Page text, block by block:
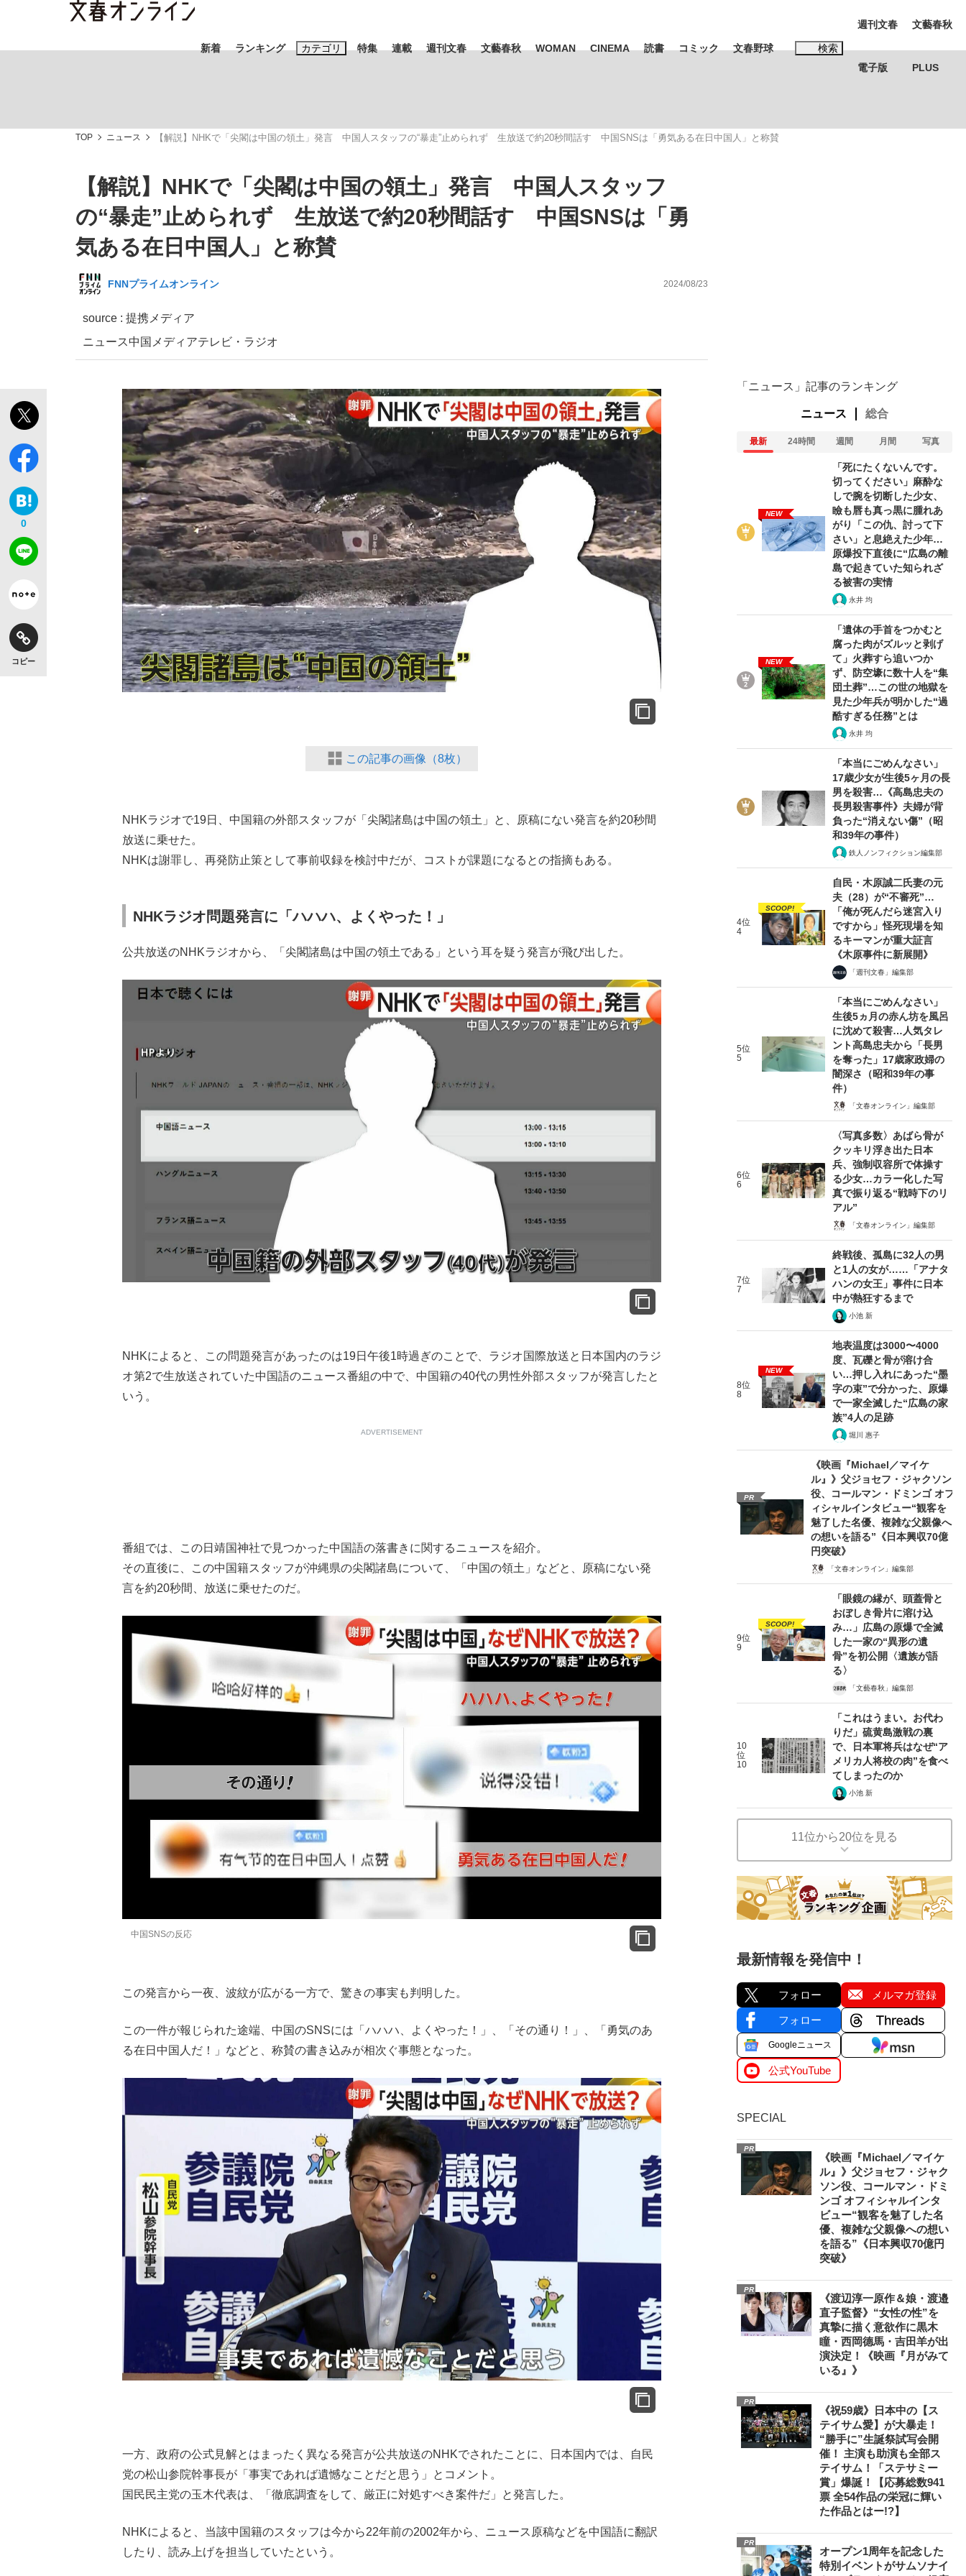
新着 ランキング カテゴリ
「敗因分析は一切聞かれなかった」侍ジャパン選手が証言した“NPB聞... 「クマが悪者扱いされているのが悲しい」『北の国から』倉本聰氏（91...
「目標達成できなかったからと言って…」サッカー日本代表・森保一監督...
もっと見る
特集
観る将棋、読む将棋
キングの誕生を、目撃せよ。
the Style
もっと見る
連載 週刊文春 文藝春秋 WOMAN CINEMA 読書 コミック 文春野球 検索
おすすめのキーワードタグ一覧
#藤田晋 #三山凌輝 #高市早苗 #後藤真希 #森岡毅 #城彰二 #内田有紀
#玉木雄一郎
#亀和田武
週刊文春
電子版
文藝春秋
PLUS
TOP ニュース 【解説】NHKで「尖閣は中国の領土」発言 中国人スタッフの“暴走”止められず 生放送で約20秒間話す 中国SNSは「勇気ある在日中国人」と称賛
【解説】NHKで「尖閣は中国の領土」発言 中国人スタッフ
の“暴走”止められず 生放送で約20秒間話す 中国SNSは「勇
気ある在日中国人」と称賛
FNNプライムオンライン 2024/08/23
source : 提携メディア
ニュース中国 メディアテレビ・ラジオ
0
コピー
この記事の画像（8枚）
NHKラジオで19日、中国籍の外部スタッフが「尖閣諸島は中国の領土」と、原稿にない発言を約20秒間
放送に乗せた。
NHKは謝罪し、再発防止策として事前収録を検討中だが、コストが課題になるとの指摘もある。
NHKラジオ問題発言に「ハハハ、よくやった！」
公共放送のNHKラジオから、「尖閣諸島は中国の領土である」という耳を疑う発言が飛び出した。
NHKによると、この問題発言があったのは19日午後1時過ぎのことで、ラジオ国際放送と日本国内のラジ
オ第2で生放送されていた中国語のニュース番組の中で、中国籍の40代の男性外部スタッフが発言したと
いう。
ADVERTISEMENT
番組では、この日靖国神社で見つかった中国語の落書きに関するニュースを紹介。
その直後に、この中国籍スタッフが沖縄県の尖閣諸島について、「中国の領土」などと、原稿にない発
言を約20秒間、放送に乗せたのだ。
中国SNSの反応
この発言から一夜、波紋が広がる一方で、驚きの事実も判明した。
この一件が報じられた途端、中国のSNSには「ハハハ、よくやった！」、「その通り！」、「勇気のあ
る在日中国人だ！」などと、称賛の書き込みが相次ぐ事態となった。
一方、政府の公式見解とはまったく異なる発言が公共放送のNHKでされたことに、日本国内では、自民
党の松山参院幹事長が「事実であれば遺憾なことだと思う」とコメント。
国民民主党の玉木代表は、「徹底調査をして、厳正に対処すべき案件だ」と発言した。
NHKによると、当該中国籍のスタッフは今から22年前の2002年から、ニュース原稿などを中国語に翻訳
したり、読み上げを担当していたという。
「ニュース」記事のランキング
ニュース 総合
最新 24時間 週間 月間 写真
NEW
「死にたくないんです。
切ってください」麻酔な
しで腕を切断した少女、
瞼も唇も真っ黒に腫れあ
がり「この仇、討って下
さい」と息絶えた少年…
原爆投下直後に“広島の離
島で起きていた知られざ
る被害の実情
永井 均
NEW
「遺体の手首をつかむと
腐った肉がズルッと剥げ
て」火葬すら追いつか
ず、防空壕に数十人を“集
団土葬”…この世の地獄を
見た少年兵が明かした“過
酷すぎる任務”とは
永井 均
「本当にごめんなさい」
17歳少女が生後5ヶ月の長
男を殺害…《高島忠夫の
長男殺害事件》夫婦が背
負った“消えない傷”（昭
和39年の事件）
鉄人ノンフィクション編集部
4位
4
SCOOP!
自民・木原誠二氏妻の元
夫（28）が“不審死”…
「俺が死んだら迷宮入り
ですから」怪死現場を知
るキーマンが重大証言
《木原事件に新展開》
「週刊文春」編集部
5位
5
「本当にごめんなさい」
生後5ヵ月の赤ん坊を風呂
に沈めて殺害…人気タレ
ント高島忠夫から「長男
を奪った」17歳家政婦の
闇深さ（昭和39年の事
件）
「文春オンライン」編集部
6位
6
〈写真多数〉あばら骨が
クッキリ浮き出た日本
兵、強制収容所で体操す
る少女…カラー化した写
真で振り返る“戦時下のリ
アル”
「文春オンライン」編集部
7位
7
終戦後、孤島に32人の男
と1人の女が……「アナタ
ハンの女王」事件に日本
中が熱狂するまで
小池 新
8位
8
NEW
地表温度は3000〜4000
度、瓦礫と骨が溶け合
い…押し入れにあった“墨
字の束”で分かった、原爆
で一家全滅した“広島の家
族”4人の足跡
堀川 惠子
PR
《映画『Michael／マイケ
ル』》父ジョセフ・ジャクソン
役、コールマン・ドミンゴ オフ
ィシャルインタビュー“観客を
魅了した名優、複雑な父親像へ
の想いを語る”《日本興収70億
円突破》
「文春オンライン」編集部
9位
9
SCOOP!
「眼鏡の縁が、頭蓋骨と
おぼしき骨片に溶け込
み…」広島の原爆で全滅
した一家の“異形の遺
骨”を初公開〈遺族が語
る〉
「文藝春秋」編集部
10
位
10
「これはうまい。お代わ
りだ」硫黄島激戦の裏
で、日本軍将兵はなぜ“ア
メリカ人将校の肉”を食べ
てしまったのか
小池 新
11位から20位を見る
最新情報を発信中！
フォロー メルマガ登録
フォロー
Googleニュース
公式YouTube
SPECIAL
PR
《映画『Michael／マイケ
ル』》父ジョセフ・ジャク
ソン役、コールマン・ドミ
ンゴ オフィシャルインタ
ビュー“観客を魅了した名
優、複雑な父親像への想い
を語る”《日本興収70億円
突破》
PR
《渡辺淳一原作＆娘・渡邉
直子監督》“女性の性”を
真摯に描く意欲作に黒木
瞳・西岡德馬・吉田羊が出
演決定！《映画『月がみて
いる』》
PR
《祝59歳》日本中の【ス
テイサム愛】が大暴走！
“勝手に”生誕祭試写会開
催！ 主演も助演も全部ス
テイサム！「ステサミー
賞」爆誕！【応募総数941
票 全54作品の栄冠に輝い
た作品とはー!?】
PR
オープン1周年を記念した
特別イベントがサムソナイ